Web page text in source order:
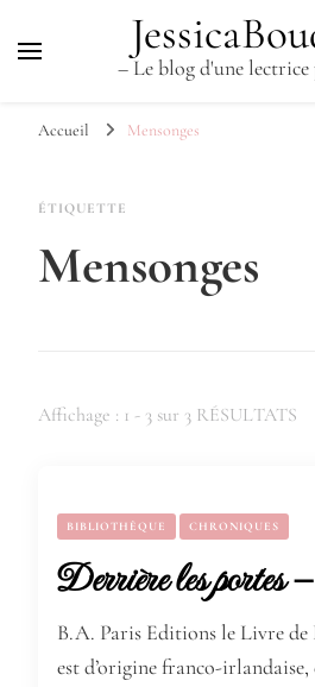
– Le blog d'une lectrice
Accueil Mensonges
ÉTIQUETTE
Mensonges
Affichage : 1 - 3 sur 3 RÉSULTATS
BIBLIOTHÈQUE CHRONIQUES
Derrière les portes
B.A. Paris Editions le Livre de
est d’origine franco-irlandaise,